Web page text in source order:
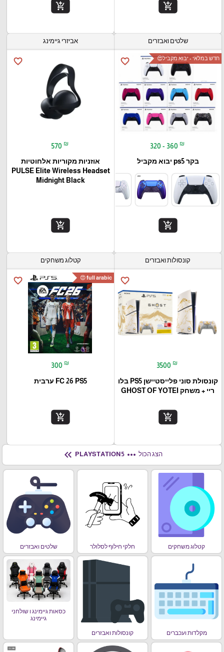
add_shopping_cart
add_shopping_cart
שלטים ואבזרים
favorite_border חדש במלאי - יבוא מקביל😍
320 - 360 ₪
בקר ps5 יבוא מקביל
add_shopping_cart
אביזרי גיימינג
favorite_border
570 ₪
אוזניות מקוריות אלחוטיות
PULSE Elite Wireless Headset
Midnight Black
add_shopping_cart
קונסולות ואבזרים
favorite_border
3500 ₪
קונסולת סוני פלייסטיישן PS5 בלו
ריי + משחק GHOST OF YOTEI
add_shopping_cart
קטלוג משחקים
favorite_border full arabic 😍
300 ₪
FC 26 PS5 ערבית
add_shopping_cart
הצג הכול more_horiz
PLAYSTATION 5
keyboard_double_arrow_left
קטלוג משחקים חלקי חילוף לסלולר שלטים ואבזרים
מקלדות ועכברים קונסולות ואבזרים
כסאות גיימינג ו שולחני
גיימינג